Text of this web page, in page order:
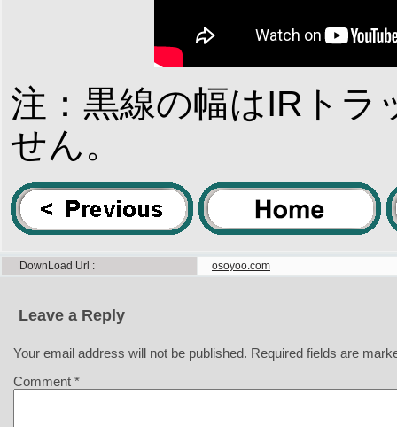
注：黒線の幅はIRト
せん。
DownLoad Url osoyoo.com
Leave a Reply
Your email address will not be published. Required fields are
Comment *